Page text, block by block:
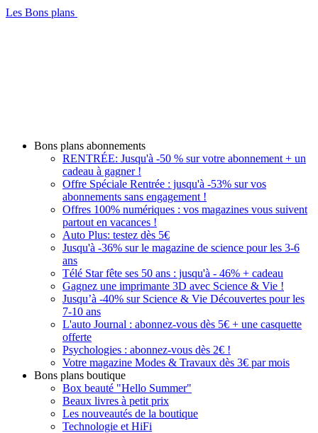
Les Bons plans
Bons plans abonnements
RENTRÉE: Jusqu'à -50 % sur votre abonnement + un
cadeau à gagner !
Offre Spéciale Rentrée : jusqu'à -53% sur vos
abonnements sans engagement !
Offres 100% numériques : vos magazines vous suivent
partout en vacances !
Auto Plus: testez dès 5€
Jusqu'à -36% sur le magazine de science pour les 3-6
ans
Télé Star fête ses 50 ans : jusqu'à - 46% + cadeau
Gagnez une imprimante 3D avec Science & Vie !
Jusqu’à -40% sur Science & Vie Découvertes pour les
7-10 ans
L'auto Journal : abonnez-vous dès 5€ + une casquette
offerte
Psychologies : abonnez-vous dès 2€ !
Votre magazine Modes & Travaux dès 3€ par mois
Bons plans boutique
Box beauté "Hello Summer"
Beaux livres à petit prix
Les nouveautés de la boutique
Technologie et HiFi